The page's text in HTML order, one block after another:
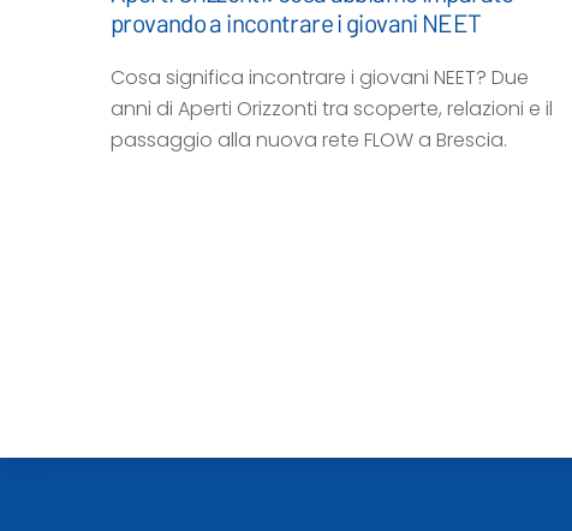
provando a incontrare i giovani NEET
Cosa significa incontrare i giovani NEET? Due
anni di Aperti Orizzonti tra scoperte, relazioni e il
passaggio alla nuova rete FLOW a Brescia.